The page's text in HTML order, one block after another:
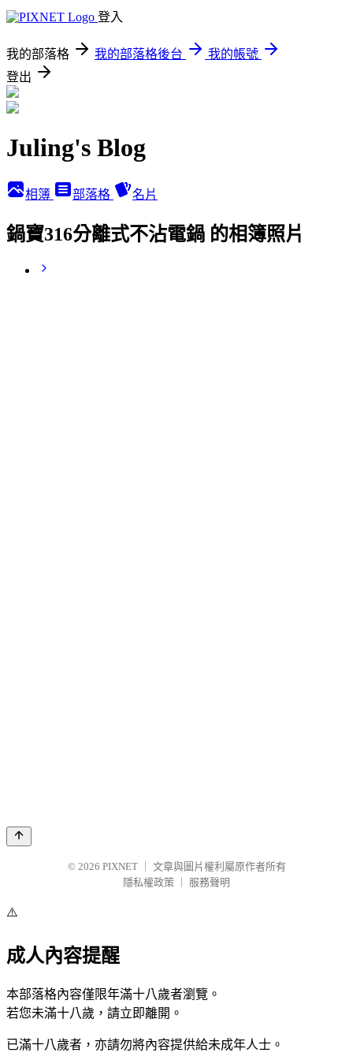
登入
我的部落格 我的部落格後台
我的帳號
登出
Juling's Blog
相簿 部落格 名片
鍋寶316分離式不沾電鍋 的相簿照片
© 2026 PIXNET
文章與圖片權利屬原作者所有
隱私權政策
服務聲明
⚠️
成人內容提醒
本部落格內容僅限年滿十八歲者瀏覽。
若您未滿十八歲，請立即離開。
已滿十八歲者，亦請勿將內容提供給未成年人士。